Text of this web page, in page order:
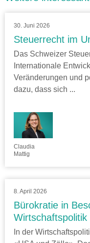
30. Juni 2026
Steuerrecht im
Das Schweizer
Internationale
Veränderungen und
dazu, dass sich ...
Claudia
Mattig
8. April 2026
Bürokratie in
Wirtschaftspolitik
In der